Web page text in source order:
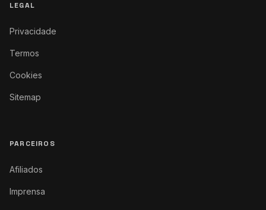
LEGAL
Privacidade
Termos
Cookies
Sitemap
PARCEIROS
Afiliados
Imprensa